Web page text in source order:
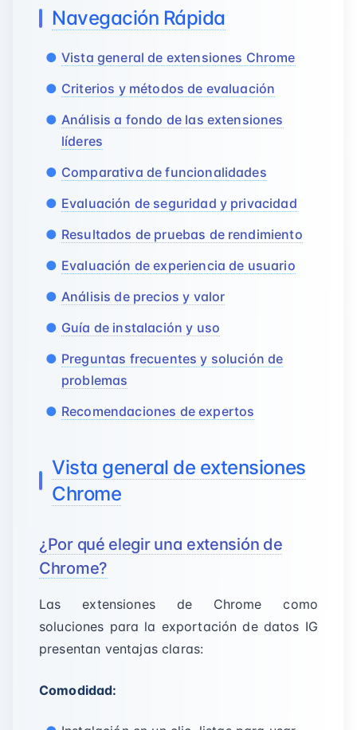
Navegación Rápida
Vista general de extensiones Chrome
Criterios y métodos de evaluación
Análisis a fondo de las extensiones
líderes
Comparativa de funcionalidades
Evaluación de seguridad y privacidad
Resultados de pruebas de rendimiento
Evaluación de experiencia de usuario
Análisis de precios y valor
Guía de instalación y uso
Preguntas frecuentes y solución de
problemas
Recomendaciones de expertos
Vista general de extensiones
Chrome
¿Por qué elegir una extensión de
Chrome?
Las extensiones de Chrome como
soluciones para la exportación de datos IG
presentan ventajas claras:
Comodidad: